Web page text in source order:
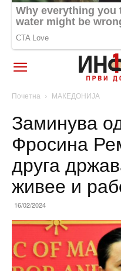
Почетна МАКЕДОНИЈА
Заминува
Фросина
друга
живее и
16/02/2024